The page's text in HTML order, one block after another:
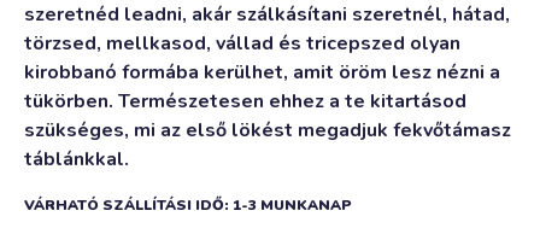
szeretnéd leadni, akár szálkásítani szeretnél, hátad,
törzsed, mellkasod, vállad és tricepszed olyan
kirobbanó formába kerülhet, amit öröm lesz nézni a
tükörben. Természetesen ehhez a te kitartásod
szükséges, mi az első lökést megadjuk fekvőtámasz
táblánkkal.
VÁRHATÓ SZÁLLÍTÁSI IDŐ: 1-3 MUNKANAP